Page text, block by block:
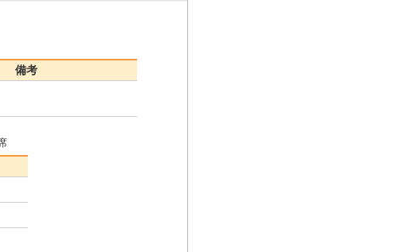
備考